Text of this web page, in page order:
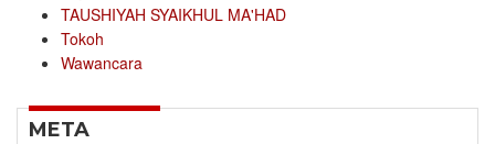
TAUSHIYAH SYAIKHUL MA'HAD
Tokoh
Wawancara
META